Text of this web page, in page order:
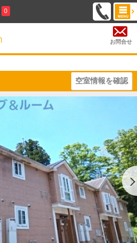
0
お問合せ
空室情報を確認